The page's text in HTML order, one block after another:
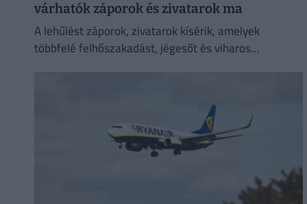
várhatók záporok és zivatarok ma
A lehűlést záporok, zivatarok kísérik, amelyek
többfelé felhőszakadást, jégesőt és viharos